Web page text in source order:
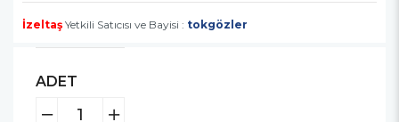
İzeltaş Yetkili Satıcısı ve Bayisi : tokgözler
ADET